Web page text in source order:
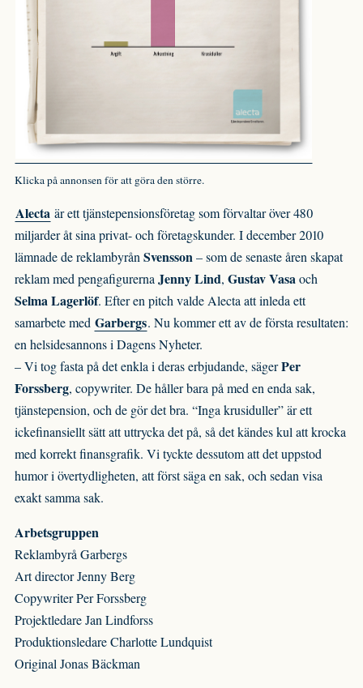
Klicka på annonsen för att göra den större.
Alecta är ett tjänstepensionsföretag som förvaltar över 480
miljarder åt sina privat- och företagskunder. I december 2010
lämnade de reklambyrån Svensson– som de senaste åren skapat
reklam med pengafigurerna Jenny Lind, Gustav Vasaoch
Selma Lagerlöf. Efter en pitch valde Alecta att inleda ett
samarbete med Garbergs. Nu kommer ett av de första resultaten:
en helsidesannons i Dagens Nyheter.
– Vi tog fasta på det enkla i deras erbjudande, sägerPer
Forssberg, copywriter. De håller bara på med en enda sak,
tjänstepension, och de gör det bra. “Inga krusiduller” är ett
ickefinansiellt sätt att uttrycka det på, så det kändes kul att krocka
med korrekt finansgrafik. Vi tyckte dessutom att det uppstod
humor i övertydligheten, att först säga en sak, och sedan visa
exakt samma sak.
Arbetsgruppen
Reklambyrå Garbergs
Art director Jenny Berg
Copywriter Per Forssberg
Projektledare Jan Lindforss
Produktionsledare Charlotte Lundquist
Original Jonas Bäckman